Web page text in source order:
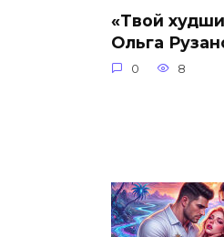
«Твой
Ольга
0 8